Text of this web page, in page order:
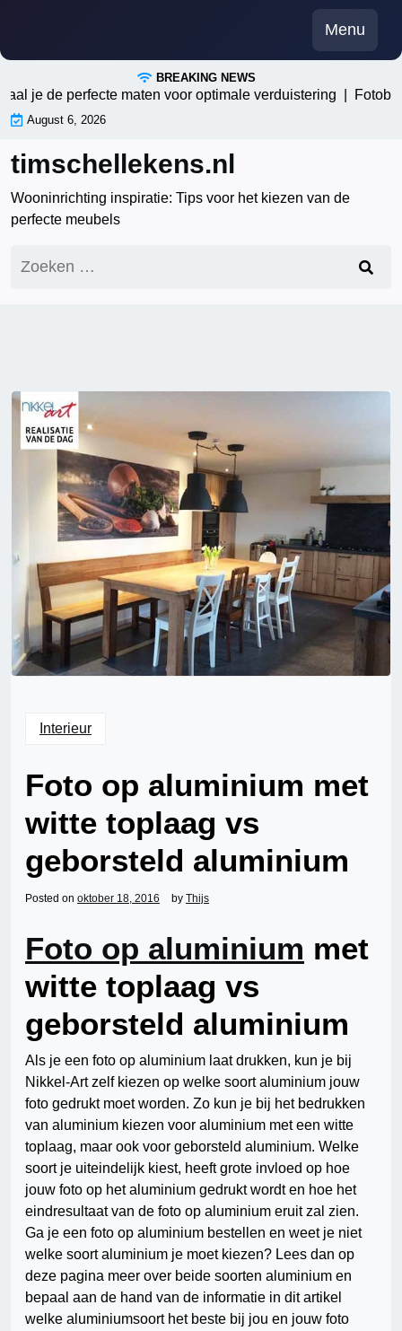
content
Menu
BREAKING NEWS
je de perfecte maten voor optimale verduistering |
August 6, 2026
timschellekens.nl
Wooninrichting inspiratie: Tips voor het kiezen van de
perfecte meubels
naar:
Interieur
Foto op aluminium met
witte toplaag vs
geborsteld aluminium
Posted on oktober 18, 2016 by Thijs
Foto op aluminium met
witte toplaag vs
geborsteld aluminium
Als je een foto op aluminium laat drukken, kun je bij
Nikkel-Art zelf kiezen op welke soort aluminium jouw
foto gedrukt moet worden. Zo kun je bij het bedrukken
van aluminium kiezen voor aluminium met een witte
toplaag, maar ook voor geborsteld aluminium. Welke
soort je uiteindelijk kiest, heeft grote invloed op hoe
jouw foto op het aluminium gedrukt wordt en hoe het
eindresultaat van de foto op aluminium eruit zal zien.
Ga je een foto op aluminium bestellen en weet je niet
welke soort aluminium je moet kiezen? Lees dan op
deze pagina meer over beide soorten aluminium en
bepaal aan de hand van de informatie in dit artikel
welke aluminiumsoort het beste bij jou en jouw foto